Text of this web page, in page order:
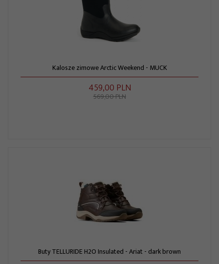
Kalosze zimowe Arctic Weekend - MUCK
459,00 PLN
569,00 PLN
Buty TELLURIDE H2O Insulated - Ariat - dark brown